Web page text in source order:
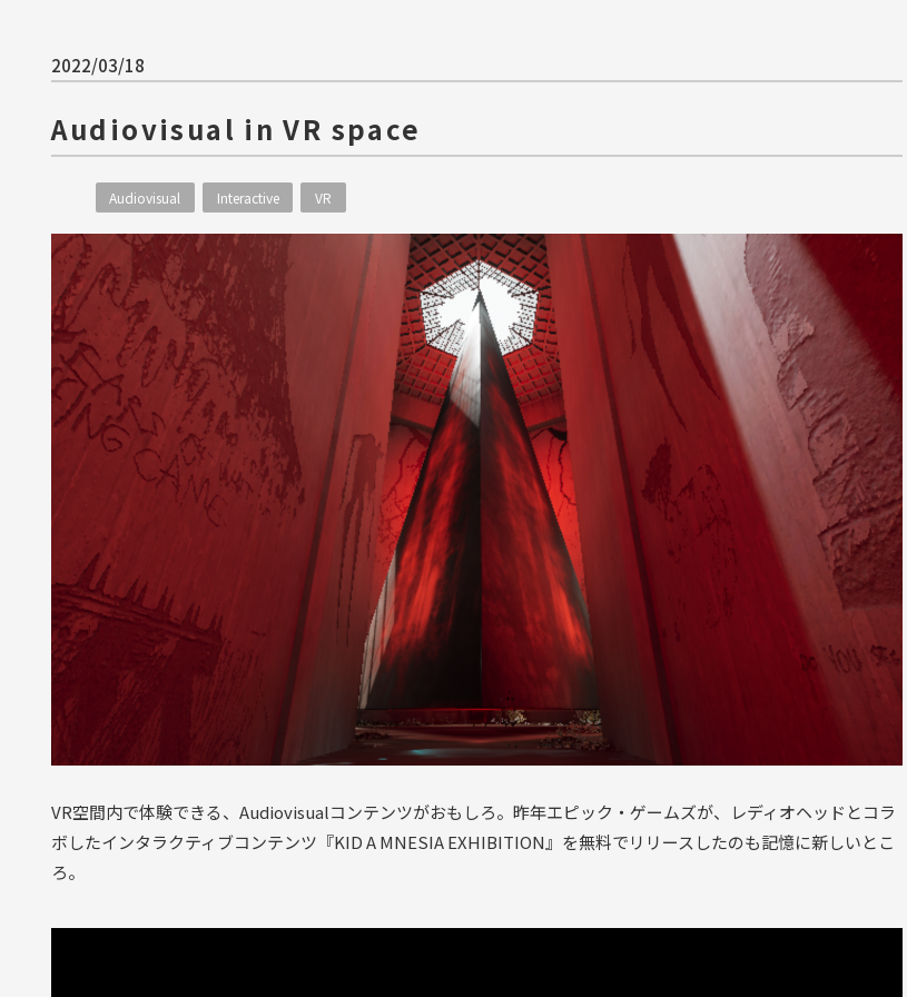
2022/03/18
Audiovisual in VR space
Audiovisual Interactive VR
VR空間内で体験できる、Audiovisualコンテンツがおもしろ。昨年エピック・ゲームズが、レディオヘッドとコラ
ボしたインタラクティブコンテンツ『KID A MNESIA EXHIBITION』を無料でリリースしたのも記憶に新しいとこ
ろ。